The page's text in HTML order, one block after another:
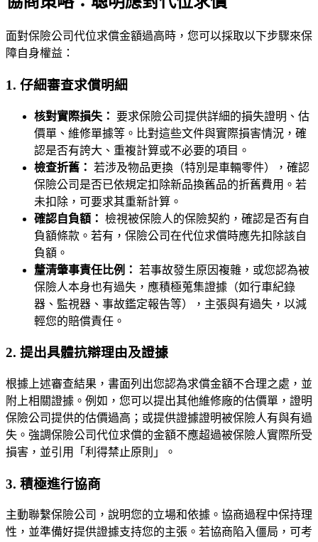
面對保險公司代位求償金額過高時，您可以採取以下步驟來保
障自身權益：
1. 仔細審查求償明細
核對實際損失： 要求保險公司提供詳細的損失證明、估
價單、維修單據等。比對這些文件與實際損害情況，確
認是否有誇大、重複計算或不必要的項目。
檢查折舊： 若涉及物品更換（特別是車輛零件），確認
保險公司是否已依規定扣除新品換舊品的折舊費用。若
未扣除，可要求其重新計算。
確認自負額： 檢視被保險人的保險契約，確認是否有自
負額條款。若有，保險公司在代位求償時應先扣除該自
負額。
釐清肇事責任比例： 若事故發生原因複雜，或您認為被
保險人本身也有過失，應積極蒐集證據（如行車紀錄
器、監視器、事故鑑定報告等），主張與有過失，以減
輕您的賠償責任。
2. 提出具體抗辯理由及證據
根據上述審查結果，書面列出您認為求償金額不合理之處，並
附上相關證據。例如，您可以提出其他維修廠的估價單，證明
保險公司提供的估價過高；或提供證據證明被保險人有與有過
失。強調保險公司代位求償的金額不應超過被保險人實際所受
損害，並引用「利得禁止原則」。
3. 積極進行協商
主動聯繫保險公司，說明您的立場和依據。協商過程中保持理
性，並準備好提供證據支持您的主張。若協商陷入僵局，可考